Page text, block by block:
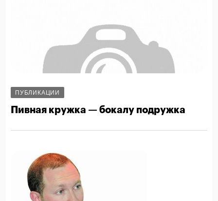
ПУБЛИКАЦИИ
Пивная кружка — бокалу подружка